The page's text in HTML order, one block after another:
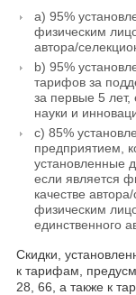
a) 95%
физическим
автора/
b) 95%
тарифов за
за первые 5 лет,
науки и
c) 85%
предприятием,
установленные
если является
качестве
физическим
единственного
Скидки,
к тарифам,
28, 66, а также к